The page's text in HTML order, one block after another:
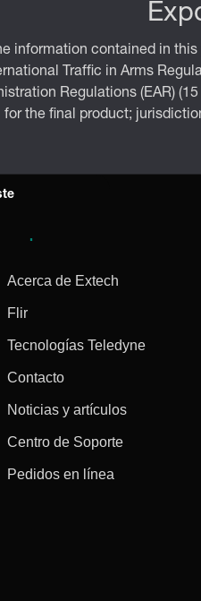
information contained in
Traffic in Arms
Regulations (EAR)
for the final product;
Acerca de Extech
Flir
Tecnologías Teledyne
Contacto
Noticias y artículos
Centro de Soporte
Pedidos en línea